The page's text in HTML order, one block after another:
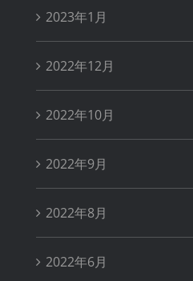
2023年1月
2022年12月
2022年10月
2022年9月
2022年8月
2022年6月